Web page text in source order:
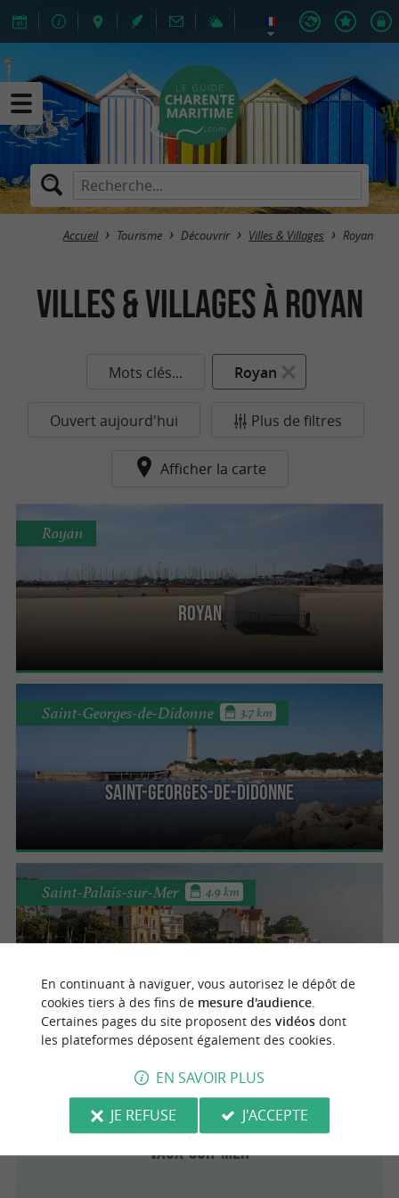
Accueil Tourisme Découvrir Villes & Villages Royan
Villes & Villages à Royan
Mots clés... Royan
Ouvert aujourd'hui Plus de filtres
Afficher la carte
Royan
Royan
Saint-Georges-de-Didonne
Saint-Georges-de-Didonne 3.7 km
Saint-Palais-sur-Mer 4.9 km
Vaux-sur-Mer
Vaux-sur-Mer 3.6 km
En continuant à naviguer, vous autorisez le dépôt de
cookies tiers à des fins de mesure d'audience.
Certaines pages du site proposent des vidéosdont
les plateformes déposent également des cookies.
EN SAVOIR PLUS
JE REFUSE
J'ACCEPTE